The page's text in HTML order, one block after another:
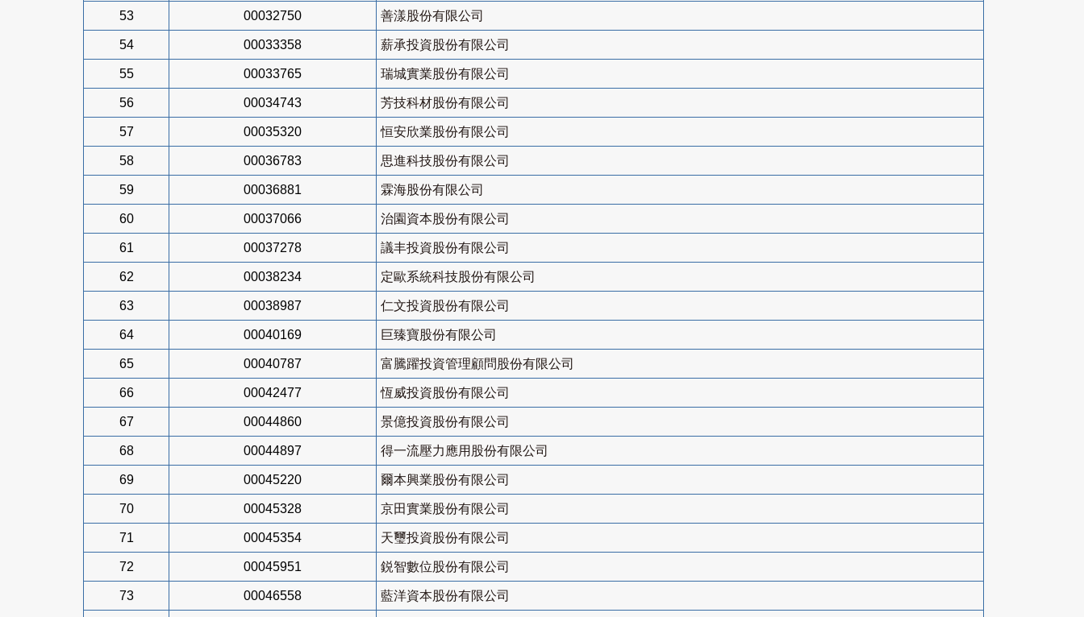
53 00032750 善漾股份有限公司
54 00033358 薪承投資股份有限公司
55 00033765 瑞城實業股份有限公司
56 00034743 芳技科材股份有限公司
57 00035320 恒安欣業股份有限公司
58 00036783 思進科技股份有限公司
59 00036881 霖海股份有限公司
60 00037066 治園資本股份有限公司
61 00037278 議丰投資股份有限公司
62 00038234 定歐系統科技股份有限公司
63 00038987 仁文投資股份有限公司
64 00040169 巨臻寶股份有限公司
65 00040787 富騰躍投資管理顧問股份有限公司
66 00042477 恆威投資股份有限公司
67 00044860 景億投資股份有限公司
68 00044897 得一流壓力應用股份有限公司
69 00045220 爾本興業股份有限公司
70 00045328 京田實業股份有限公司
71 00045354 天璽投資股份有限公司
72 00045951 鋭智數位股份有限公司
73 00046558 藍洋資本股份有限公司